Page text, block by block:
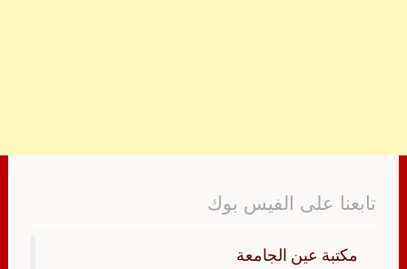
تابعنا على الفيس بوك
‏مكتبة عين الجامعة‏